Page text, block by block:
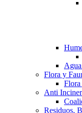
Flora y
Flora
Anti
Residuos,